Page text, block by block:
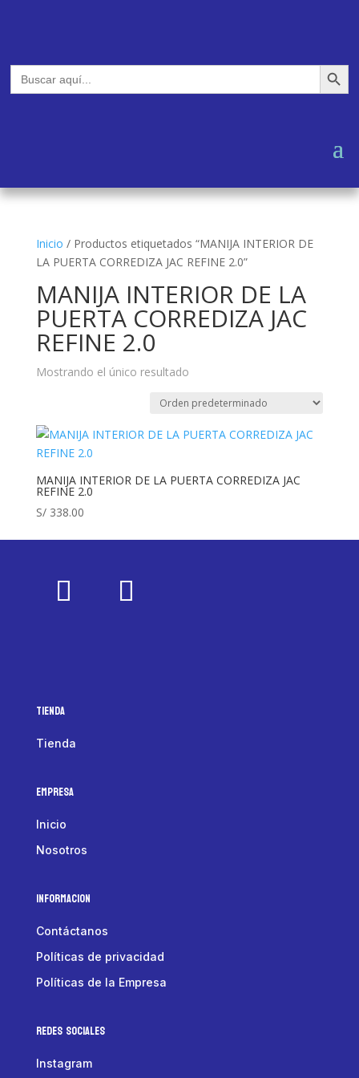
Buscar: Botón de
Inicio / Productos etiquetados “MANIJA INTERIOR DE
LA PUERTA CORREDIZA JAC REFINE 2.0”
MANIJA INTERIOR DE LA
PUERTA CORREDIZA JAC
REFINE 2.0
Mostrando el único resultado
MANIJA INTERIOR DE LA PUERTA CORREDIZA JAC
REFINE 2.0
S/338.00
Tienda
Tienda
Empresa
Inicio
Nosotros
Informacion
Contáctanos
Políticas de privacidad
Políticas de la Empresa
Redes Sociales
Instagram